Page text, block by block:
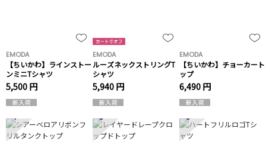
EMODA
【ちいかわ】ラインストー
ンミニTシャツ
5,500 円
EMODA
ルーズネックストリングT
シャツ
5,940 円
EMODA
【ちいかわ】チョーカート
ップ
6,490 円
4 5 6